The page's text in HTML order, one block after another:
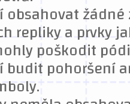
obsahovat
repliky a prvky
poškodit
budit pohoršení